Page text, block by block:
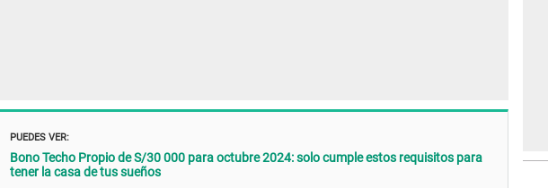
PUEDES VER:
Bono Techo Propio de S/30 000 para octubre 2024: solo cumple estos requisitos para
tener la casa de tus sueños